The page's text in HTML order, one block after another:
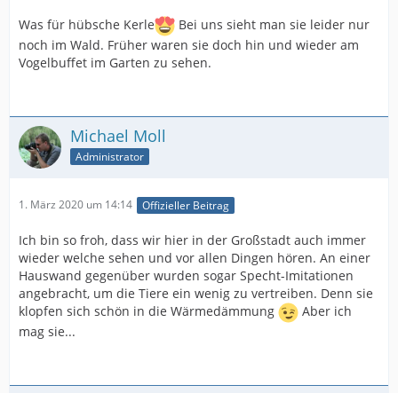
Was für hübsche Kerle
Bei uns sieht man sie leider nur
noch im Wald. Früher waren sie doch hin und wieder am
Vogelbuffet im Garten zu sehen.
Michael Moll
Administrator
1. März 2020 um 14:14 Offizieller Beitrag
Ich bin so froh, dass wir hier in der Großstadt auch immer
wieder welche sehen und vor allen Dingen hören. An einer
Hauswand gegenüber wurden sogar Specht-Imitationen
angebracht, um die Tiere ein wenig zu vertreiben. Denn sie
klopfen sich schön in die Wärmedämmung
Aber ich
mag sie...